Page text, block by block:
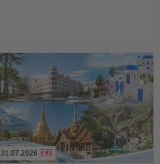
31.07.2026